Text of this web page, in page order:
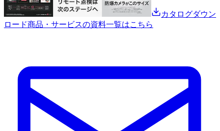
カタログダウン
ロード商品・サービスの資料一覧はこちら